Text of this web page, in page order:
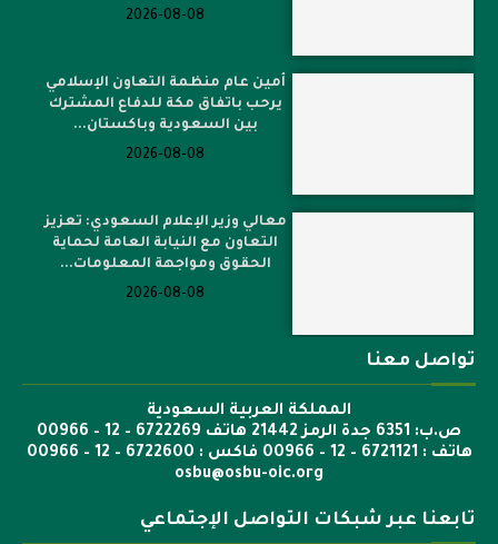
2026-08-08
أمين عام منظمة التعاون الإسلامي
يرحب باتفاق مكة للدفاع المشترك
بين السعودية وباكستان...
2026-08-08
معالي وزير الإعلام السعودي: تعزيز
التعاون مع النيابة العامة لحماية
الحقوق ومواجهة المعلومات...
2026-08-08
تواصل معنا
المملكة العربية السعودية
ص.ب: 6351 جدة الرمز 21442 هاتف 6722269 – 12 – 00966
هاتف : 6721121 – 12 – 00966 فاكس : 6722600 – 12 – 00966
osbu@osbu-oic.org
تابعنا عبر شبكات التواصل الإجتماعي